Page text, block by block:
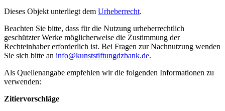
Dieses Objekt unterliegt dem Urheberrecht.
Beachten Sie bitte, dass für die Nutzung urheberrechtlich
geschützter Werke möglicherweise die Zustimmung der
Rechteinhaber erforderlich ist. Bei Fragen zur Nachnutzung wenden
Sie sich bitte an info@kunststiftungdzbank.de.
Als Quellenangabe empfehlen wir die folgenden Informationen zu
verwenden:
Zitiervorschläge